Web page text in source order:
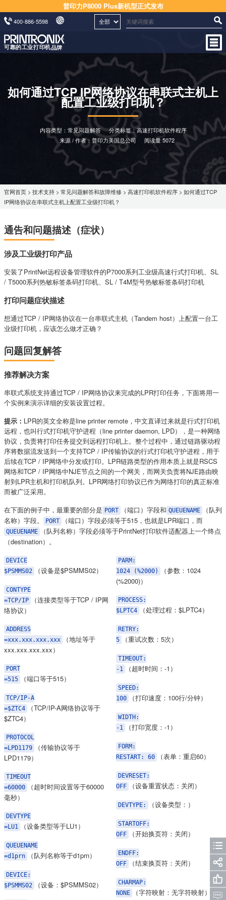
普印力P8000 Plus新机型正式发布
400-886-5598
如何通过TCP IP网络协议在串联式主机上
配置工业级打印机？
内容类型：常见问题解答
分类标签：高速打印机软件程序
来源 / 作者：普印力美国总公司
阅读量 5072
官网首页 > 技术支持 > 常见问题解答和故障维修 > 高速打印机软件程序 > 如何通过TCP
IP网络协议在串联式主机上配置工业级打印机？
通告和问题描述（症状）
涉及工业级打印产品
安装了PrintNet远程设备管理软件的P7000系列工业级高速行式打印机、SL
/ T5000系列热敏标签条码打印机、SL / T4M型号热敏标签条码打印机
打印问题症状描述
想通过TCP / IP网络协议在一台串联式主机（Tandem host）上配置一台工
业级打印机，应该怎么做才正确？
问题回复解答
推荐解决方案
串联式系统支持通过TCP / IP网络协议来完成的LPR打印任务，下面将用一
个实例来演示详细的安装设置过程。
提示： LPR的英文全称是line printer remote，中文直译过来就是行式打印机
远程，也叫行式打印机守护进程（line printer daemon, LPD），是一种网络
协议，负责将打印任务提交到远程打印机上。整个过程中，通过链路驱动程
序将数据流发送到一个支持TCP / IP传输协议的行式打印机守护进程，用于
后续在TCP / IP网络中分发或打印。 LPR链路类型的作用本质上就是RSCS
网络和TCP / IP网络中NJE节点之间的一个网关，而网关负责将NJE路由映
射到LPR主机和打印机队列。 LPR网络打印协议已作为网络打印的真正标准
而被广泛采用。
在下面的例子中，最重要的部分是 PORT （端口）字段和 QUEUENAME
（队列
名称）字段。
PORT （端口）字段必须等于515，也就是LPR端口，而
QUEUENAME
（队列名称）字段必须等于PrintNet打印软件适配器上一个终点
（destination）。
DEVICE
$PSMMS02
（设备是$PSMMS02）
CONTYPE
=TCP/IP
（连接类型等于TCP / IP网
络协议）
ADDRESS
=xxx.xxx.xxx.xxx
（地址等于
xxx.xxx.xxx.xxx）
PORT
=515
（端口等于515）
TCP/IP-A
=$ZTC4
（TCP/IP-A网络协议等于
$ZTC4）
PROTOCOL
=LPD1179
（传输协议等于
LPD1179）
TIMEOUT
=60000
（超时时间设置等于60000
毫秒）
DEVTYPE
=LU1
（设备类型等于LU1）
QUEUENAME
=d1prn
（队列名称等于d1prn）
DEVICE:
$PSMMS02
（设备：$PSMMS02）
PARM:
1024 (%2000)
（参数：1024
(%2000)）
PROCESS:
$LPTC4
（处理过程：$LPTC4）
RETRY:
5
（重试次数：5次）
TIMEOUT:
-1
（超时时间：-1）
SPEED:
100
（打印速度：100行/分钟）
WIDTH:
-1
（打印宽度：-1）
FORM:
RESTART: 60
（表单：重启60）
DEVRESET:
OFF
（设备重置状态：关闭）
DEVTYPE: （设备类型：）
STARTOFF:
OFF
（开始换页符：关闭）
ENDFF:
OFF
（结束换页符：关闭）
CHARMAP:
NONE
（字符映射：无字符映射）